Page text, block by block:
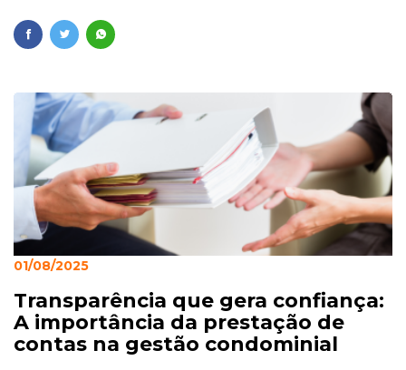
01/08/2025
Transparência que gera confiança:
A importância da prestação de
contas na gestão condominial